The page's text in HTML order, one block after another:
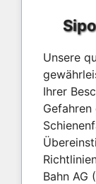
Unsere
Ihrer
Bahn AG